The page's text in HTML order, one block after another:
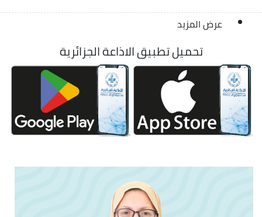
عرض المزيد
تحميل تطبيق الاذاعة الجزائرية